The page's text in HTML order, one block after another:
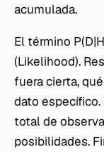
acumulada.
El término
(Likelihood).
fuera cierta,
dato específico.
total de
posibilidades.